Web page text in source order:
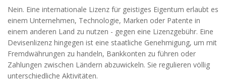
Nein. Eine internationale Lizenz für geistiges Eigentum erlaubt es
einem Unternehmen, Technologie, Marken oder Patente in
einem anderen Land zu nutzen - gegen eine Lizenzgebühr. Eine
Devisenlizenz hingegen ist eine staatliche Genehmigung, um mit
Fremdwährungen zu handeln, Bankkonten zu führen oder
Zahlungen zwischen Ländern abzuwickeln. Sie regulieren völlig
unterschiedliche Aktivitäten.